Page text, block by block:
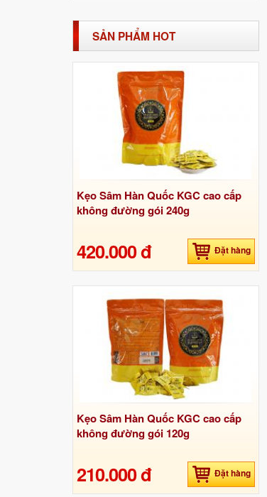
SẢN PHẨM HOT
Kẹo Sâm Hàn Quốc KGC cao cấp
không đường gói 240g
420.000 đ Đặt hàng
Kẹo Sâm Hàn Quốc KGC cao cấp
không đường gói 120g
210.000 đ Đặt hàng